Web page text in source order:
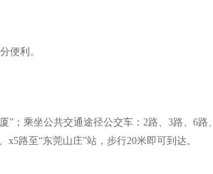
便利。
；乘坐公共交通途径公交车：2路、3路、6路、
x5路至“东莞山庄”站，步行20米即可到达。